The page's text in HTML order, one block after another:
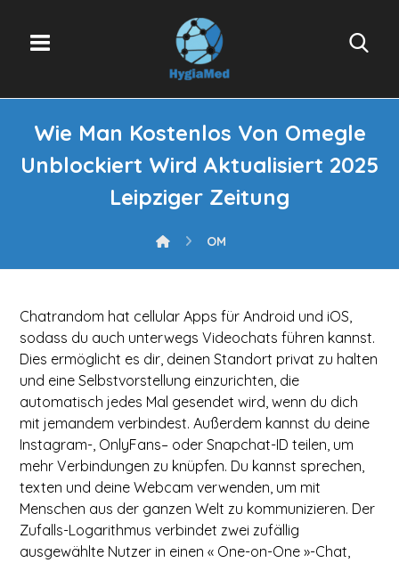
Wie Man Kostenlos Von Omegle
Unblockiert Wird Aktualisiert 2025
Leipziger Zeitung
OM
Chatrandom hat cellular Apps für Android und iOS,
sodass du auch unterwegs Videochats führen kannst.
Dies ermöglicht es dir, deinen Standort privat zu halten
und eine Selbstvorstellung einzurichten, die
automatisch jedes Mal gesendet wird, wenn du dich
mit jemandem verbindest. Außerdem kannst du deine
Instagram-, OnlyFans– oder Snapchat-ID teilen, um
mehr Verbindungen zu knüpfen. Du kannst sprechen,
texten und deine Webcam verwenden, um mit
Menschen aus der ganzen Welt zu kommunizieren. Der
Zufalls-Logarithmus verbindet zwei zufällig
ausgewählte Nutzer in einen « One-on-One »-Chat,